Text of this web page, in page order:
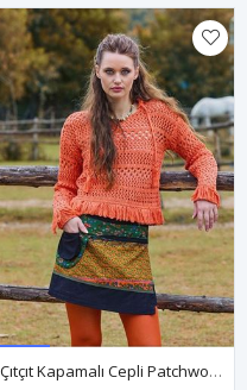
Çıtçıt Kapamalı Cepli Patchwork Anvelop Yeşil Çiçekli Etek